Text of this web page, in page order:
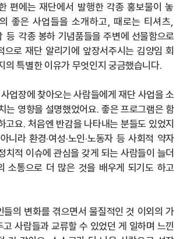
편에는 재단에서 발행한 각종 홍보물이놓
좋은 사업들을 소개하고 때로는 티셔츠
등각종 봉하 기념품들을 주변에 선물함으로
으로 재단 알리기에 앞장서주시는 김양임 회
의 특별한 이유가 무엇인지 궁금했습니다.
업장에 찾아오는 사람들에게 재단 사업을 소
는 영향을 설명했었어요. 좋은 프로그램은 함
고요. 처음엔 반감을 나타내는 분들도 있었지
니라 환경·여성·노인·노동자 등 사회적 약자
치적 이슈에 관심을 갖게 되는 사람들이 늘더
소통으로 더 많은 것을 배우게 되기도 하고
들의 변화를 겪으면서 물질적인 것 이외의 가
고 사람들과 교류할 수 있었던 게 일하며 느낀